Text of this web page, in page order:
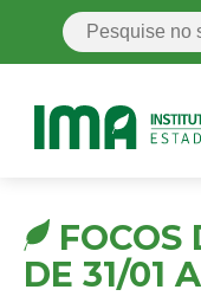
FOCOS
DE 31/01